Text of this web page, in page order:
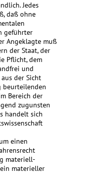
Jedes
daß ohne
geführter
Angeklagte muß
der Staat, der
Pflicht, dem
und
der Sicht
beurteilenden
Bereich der
zugunsten
handelt sich
einen
materiell-
materieller